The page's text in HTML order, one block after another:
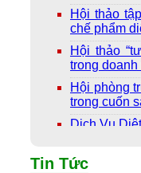
Hội thảo
chế phẩm
Hội thảo
trong
Hội phòng
trong cuốn
Dịch Vụ
Tin Tức